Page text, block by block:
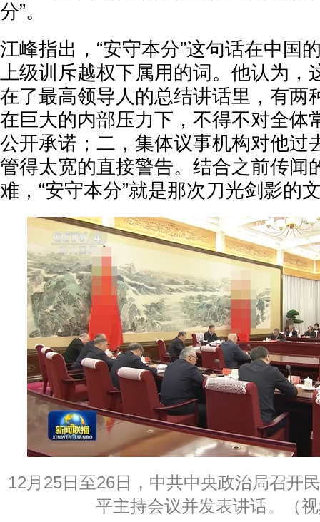
分”。
江峰指出，“安守本分”这句话在中国
上级训斥越权下属用的词。他认为，
在了最高领导人的总结讲话里，有两
在巨大的内部压力下，不得不对全体
公开承诺；二，集体议事机构对他过
管得太宽的直接警告。结合之前传闻
难，“安守本分”就是那次刀光剑影的
12月25日至26日，中共中央政治局召开
平主持会议并发表讲话。（